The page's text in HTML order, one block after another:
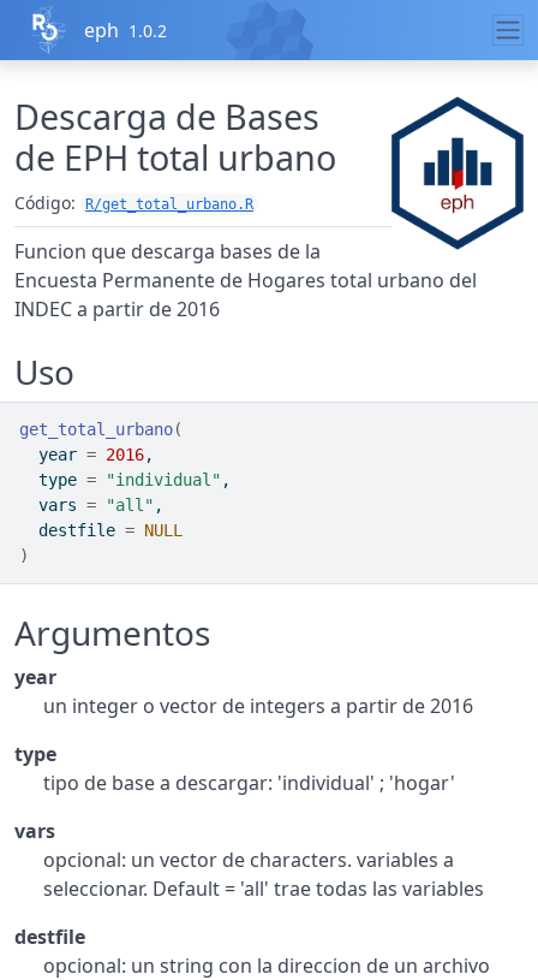
Ir al contenido
eph 1.0.2
Descarga de Bases
de EPH total urbano
Código: R/get_total_urbano.R
Funcion que descarga bases de la
Encuesta Permanente de Hogares total urbano del
INDEC a partir de 2016
Uso
get_total_urbano(
  year
= 2016,
  type
= "individual" ,
  vars
= "all" ,
  destfile
= NULL
)
Argumentos
year
un integer o vector de integers a partir de 2016
type
tipo de base a descargar: 'individual' ; 'hogar'
vars
opcional: un vector de characters. variables a
seleccionar. Default = 'all' trae todas las variables
destfile
opcional: un string con la direccion de un archivo